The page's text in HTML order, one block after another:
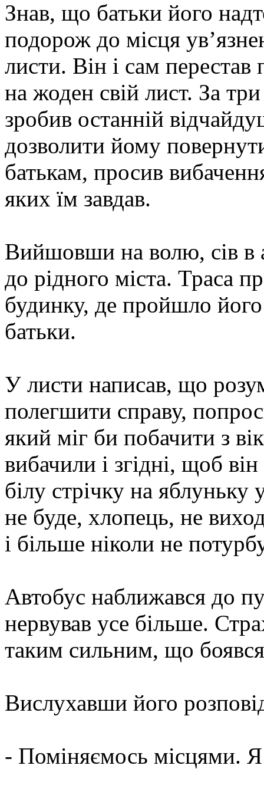
Знав, що батьки його
подорож до місця
листи. Він і сам
на жоден свій лист. За
зробив останній
дозволити йому
батькам, просив
яких їм завдав.
Вийшовши на волю, сів в
до рідного міста. Траса
будинку, де пройшло
батьки.
У листи написав, що
полегшити справу,
який міг би побачити з
вибачили і згідні, щоб
білу стрічку на
не буде, хлопець, не
і більше ніколи не
Автобус наближався до
нервував усе більше.
таким сильним, що
Вислухавши його
- Поміняємось місцями.